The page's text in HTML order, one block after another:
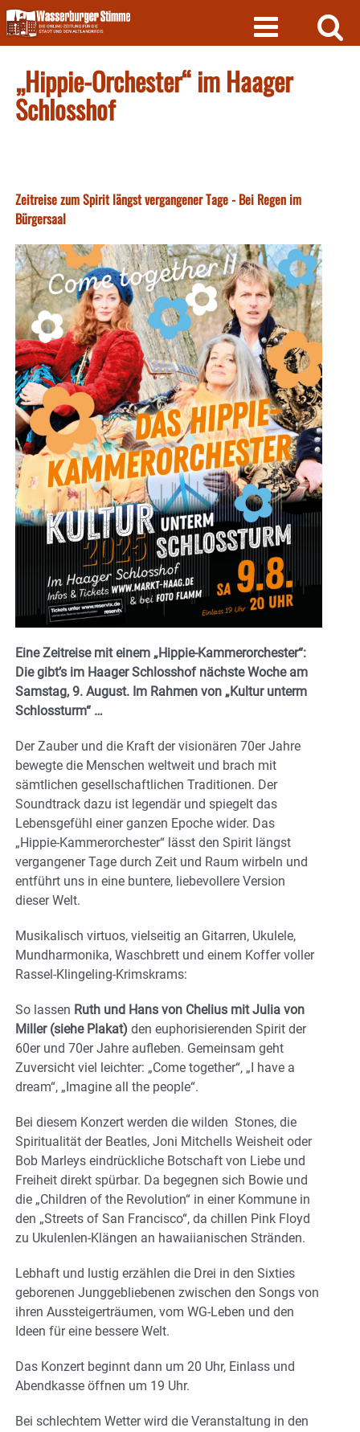
Skip
to
content
„Hippie-Orchester“ im Haager
Schlosshof
Zeitreise zum Spirit längst vergangener Tage - Bei Regen im
Bürgersaal
Eine Zeitreise mit einem „Hippie-Kammerorchester“:
Die gibt’s im Haager Schlosshof nächste Woche am
Samstag, 9. August. Im Rahmen von „Kultur unterm
Schlossturm“ …
Der Zauber und die Kraft der visionären 70er Jahre
bewegte die Menschen weltweit und brach mit
sämtlichen gesellschaftlichen Traditionen. Der
Soundtrack dazu ist legendär und spiegelt das
Lebensgefühl einer ganzen Epoche wider. Das
„Hippie-Kammerorchester“ lässt den Spirit längst
vergangener Tage durch Zeit und Raum wirbeln und
entführt uns in eine buntere, liebevollere Version
dieser Welt.
Musikalisch virtuos, vielseitig an Gitarren, Ukulele,
Mundharmonika, Waschbrett und einem Koffer voller
Rassel-Klingeling-Krimskrams:
So lassen Ruth und Hans von Chelius mit Julia von
Miller (siehe Plakat) den euphorisierenden Spirit der
60er und 70er Jahre aufleben. Gemeinsam geht
Zuversicht viel leichter: „Come together“, „I have a
dream“, „Imagine all the people“.
Bei diesem Konzert werden die wilden Stones, die
Spiritualität der Beatles, Joni Mitchells Weisheit oder
Bob Marleys eindrückliche Botschaft von Liebe und
Freiheit direkt spürbar. Da begegnen sich Bowie und
die „Children of the Revolution“ in einer Kommune in
den „Streets of San Francisco“, da chillen Pink Floyd
zu Ukulenlen-Klängen an hawaiianischen Stränden.
Lebhaft und lustig erzählen die Drei in den Sixties
geborenen Junggebliebenen zwischen den Songs von
ihren Aussteigerträumen, vom WG-Leben und den
Ideen für eine bessere Welt.
Das Konzert beginnt dann um 20 Uhr, Einlass und
Abendkasse öffnen um 19 Uhr.
Bei schlechtem Wetter wird die Veranstaltung in den